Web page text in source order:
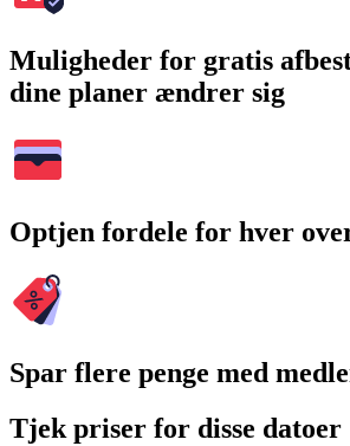
Muligheder for gratis
dine planer ændrer sig
Optjen fordele for hver
Spar flere penge med
Tjek priser for disse datoer